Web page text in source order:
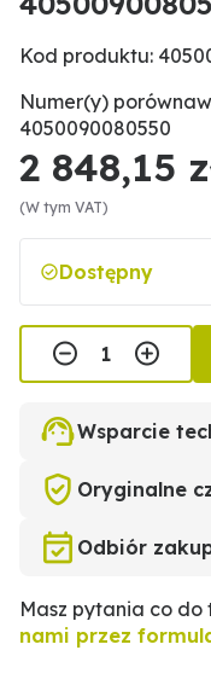
Kod produktu:
Numer(y)
4050090080550
2 848,15
(W tym VAT)
Dostępny
Wsparcie
Oryginalne
Odbiór
Masz pytania co
nami przez